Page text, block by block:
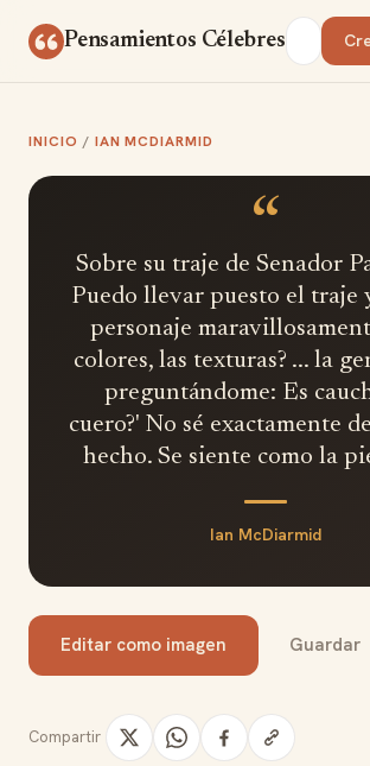
Pensamientos Célebres Buscar
INICIO / IAN MCDIARMID
“
Sobre su traje de Senador
Puedo llevar puesto el traje
personaje
colores, las texturas? ... la
preguntándome: Es
cuero?' No sé exactamente
hecho. Se siente como la
Ian McDiarmid
Editar como imagen Guardar
Compartir